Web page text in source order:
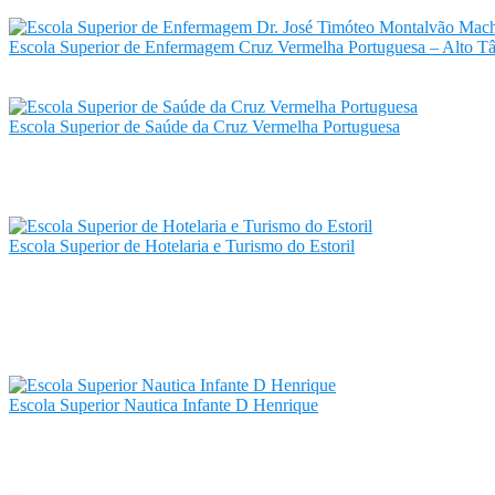
Escola Superior de Enfermagem Cruz Vermelha Portuguesa – Alto
Escola Superior de Saúde da Cruz Vermelha Portuguesa
Escola Superior de Hotelaria e Turismo do Estoril
Escola Superior Nautica Infante D Henrique